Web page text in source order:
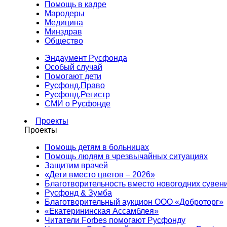
Помощь в кадре
Мародеры
Медицина
Минздрав
Общество
Эндаумент Русфонда
Особый случай
Помогают дети
Русфонд.Право
Русфонд.Регистр
СМИ о Русфонде
Проекты
Проекты
Помощь детям в больницах
Помощь людям в чрезвычайных ситуациях
Защитим врачей
«Дети вместо цветов – 2026»
Благотворительность вместо новогодних
Русфонд & Зумба
Благотворительный аукцион ООО «Доброторг»
«Екатерининская Ассамблея»
Читатели Forbes помогают Русфонду